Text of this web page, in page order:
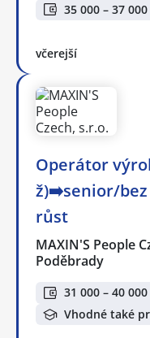
35 000 – 37 000
včerejší
Operátor
ž)➡️senior/
růst
MAXIN'S People
Poděbrady
31 000 – 40 000
Vhodné také